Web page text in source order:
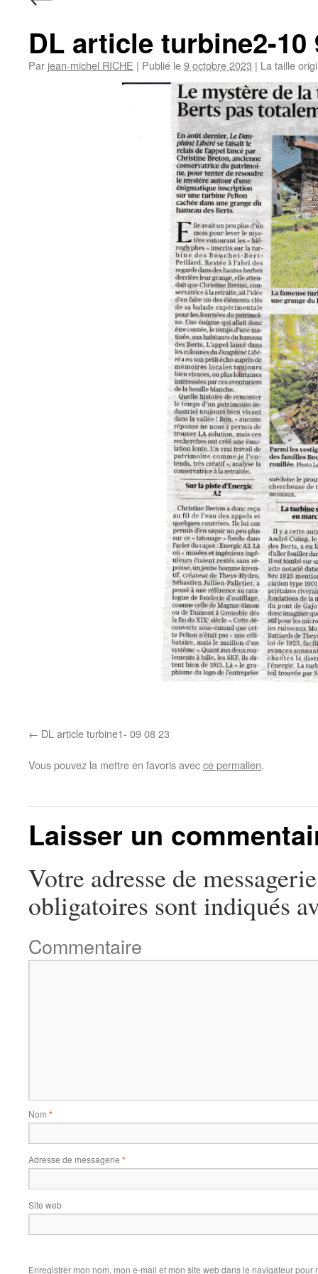
DL article turbine2-10
Par jean-michel RICHE | Publié le9 octobre 2023 | La taille
DL article turbine1- 09 08 23
Vous pouvez la mettre en favoris avecce permalien.
Laisser un
Votre adresse de
obligatoires sont indiqués
Commentaire
Nom *
Adresse de messagerie *
Site web
Enregistrer mon nom, mon e-mail et mon site web dans le navigateur pour